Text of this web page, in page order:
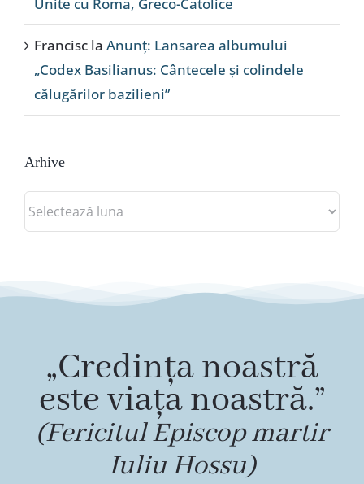
Francisc la Anunț: Lansarea albumului
„Codex Basilianus: Cântecele și colindele
călugărilor bazilieni”
Arhive
Arhive
„Credința noastră
este viața noastră.”
(Fericitul Episcop martir
Iuliu Hossu)